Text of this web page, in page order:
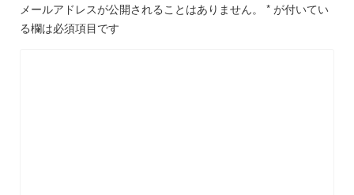
メールアドレスが公開されることはありません。 * が付いてい
る欄は必須項目です